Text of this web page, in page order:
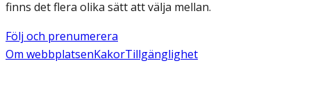
finns det flera olika sätt att välja mellan.
Följ och prenumerera
Om webbplatsenKakorTillgänglighet